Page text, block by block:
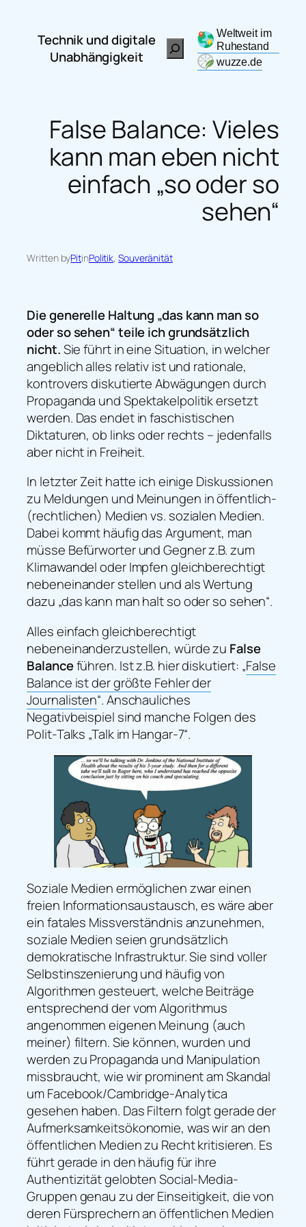
springenTechnik und digitale
Unabhängigkeit
Search
Weltweit im
Ruhestand
wuzze.de
False Balance: Vieles
kann man eben nicht
einfach „so oder so
sehen“
Written byPitinPolitik, Souveränität
Die generelle Haltung „das kann man so
oder so sehen“teile ich grundsätzlich
nicht.Sie führt in eine Situation, in welcher
angeblich alles relativ ist und rationale,
kontrovers diskutierte Abwägungen durch
Propaganda und Spektakelpolitik ersetzt
werden. Das endet in faschistischen
Diktaturen, ob links oder rechts – jedenfalls
aber nicht in Freiheit.
In letzter Zeit hatte ich einige Diskussionen
zu Meldungen und Meinungen in öffentlich-
(rechtlichen) Medien vs. sozialen Medien.
Dabei kommt häufig das Argument, man
müsse Befürworter und Gegner z.B. zum
Klimawandel oder Impfen gleichberechtigt
nebeneinander stellen und als Wertung
dazu „das kann man halt so oder so sehen“.
Alles einfach gleichberechtigt
nebeneinanderzustellen, würde zu False
Balanceführen. Ist z.B. hier diskutiert: „False
Balance ist der größte Fehler der
Journalisten“. Anschauliches
Negativbeispiel sind manche Folgen des
Polit-Talks „Talk im Hangar-7“.
Soziale Medien ermöglichen zwar einen
freien Informationsaustausch, es wäre aber
ein fatales Missverständnis anzunehmen,
soziale Medien seien grundsätzlich
demokratische Infrastruktur. Sie sind voller
Selbstinszenierung und häufig von
Algorithmen gesteuert, welche Beiträge
entsprechend der vom Algorithmus
angenommen eigenen Meinung (auch
meiner) filtern. Sie können, wurden und
werden zu Propaganda und Manipulation
missbraucht, wie wir prominent am Skandal
um Facebook/Cambridge-Analytica
gesehen haben. Das Filtern folgt gerade der
Aufmerksamkeitsökonomie, was wir an den
öffentlichen Medien zu Recht kritisieren. Es
führt gerade in den häufig für ihre
Authentizität gelobten Social-Media-
Gruppen genau zu der Einseitigkeit, die von
deren Fürsprechern an öffentlichen Medien